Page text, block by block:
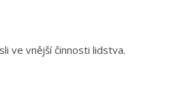
ve vnější činnosti lidstva.